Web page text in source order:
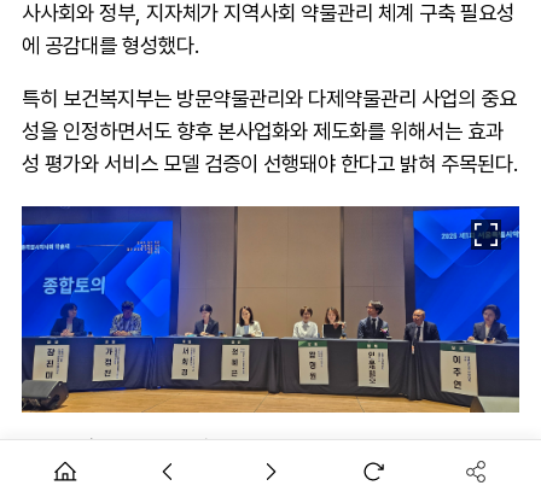
사사회와 정부, 지자체가 지역사회 약물관리 체계 구축 필요성
에 공감대를 형성했다.
특히 보건복지부는 방문약물관리와 다제약물관리 사업의 중요
성을 인정하면서도 향후 본사업화와 제도화를 위해서는 효과
성 평가와 서비스 모델 검증이 선행돼야 한다고 밝혀 주목된다.
서울특별시약사회(회장 김위학)는 31일 코엑스 마곡에서 제1
회 서울특별시약사회 학술제를 개최하고 국제심포지엄 '돌봄